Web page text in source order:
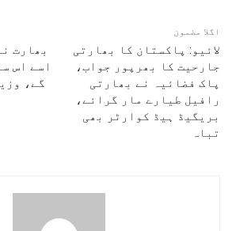
بھارت
اسے اس
گے،
اگلا مضمون
لائیو: پاکستان کا بھارتی
جارحیت کا بھرپور جواب،
پاک فضائیہ نے بھارتی
رافیل طیارے مار گرائے،
بریگیڈ ہیڈ کوارٹر بھی
تباہ